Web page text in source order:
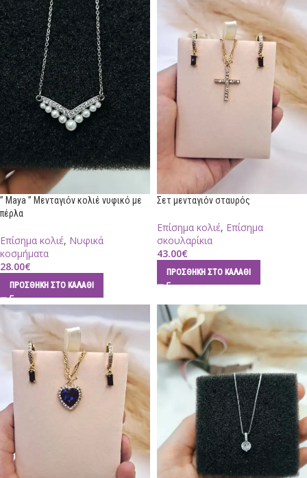
” Maya ” Μενταγιόν κολιέ νυφικό με
πέρλα
Επίσημα κολιέ, Νυφικά
κοσμήματα
28.00€
ΠΡΟΣΘΉΚΗ ΣΤΟ ΚΑΛΆΘΙ
Σετ μενταγιόν σταυρός
Επίσημα κολιέ, Επίσημα
σκουλαρίκια
43.00€
ΠΡΟΣΘΉΚΗ ΣΤΟ ΚΑΛΆΘΙ